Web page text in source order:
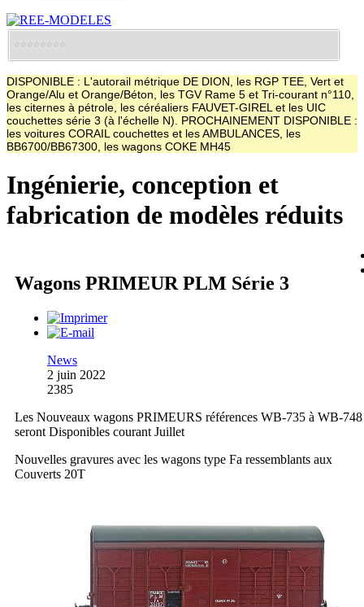
DISPONIBLE : L'autorail métrique DE DION, les RGP TEE, Vert et
Orange/Alu et Orange/Béton, les TGV Rame 5 et Tri-courant n°110,
les citernes à pétrole, les céréaliers FAUVET-GIREL et les UIC
couchettes série 3 (à l'échelle N). PROCHAINEMENT DISPONIBLE :
les voitures CORAIL couchettes et les AMBULANCES, les
BB6700/BB67300, les wagons COKE MH45
Ingénierie, conception et
fabrication de modèles réduits
Wagons PRIMEUR PLM Série 3
News
2 juin 2022
2385
Les Nouveaux wagons PRIMEURS références WB-735 à WB-748
seront Disponibles courant Juillet
Nouvelles gravures avec les wagons type Fa ressemblants aux
Couverts 20T